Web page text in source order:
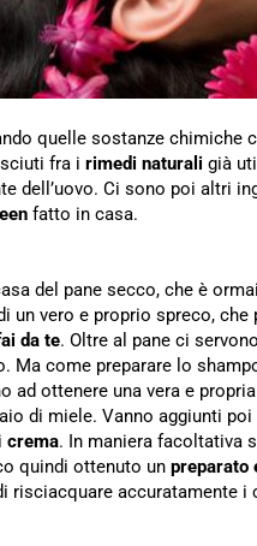
quelle sostanze chimiche
fra i rimedi naturali già
dell’uovo. Ci sono poi altri
fatto in casa.
del pane secco, che è
un vero e proprio spreco,
da te. Oltre al pane ci
Ma come preparare lo
ad ottenere una vera e
di miele. Vanno aggiunti
crema. In maniera facoltativa
quindi ottenuto un preparato
risciacquare accuratamente